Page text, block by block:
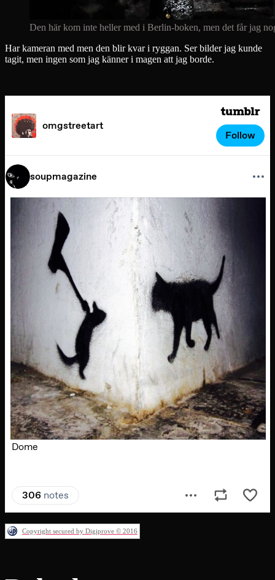
Den här kom inte heller med i Berlin-boken, men det får jag
Har kameran med men den blir kvar i ryggan. Ser bilder jag kunde
tagit, men ingen som jag känner i magen att jag borde.
Copyright secured by Digiprove © 2016